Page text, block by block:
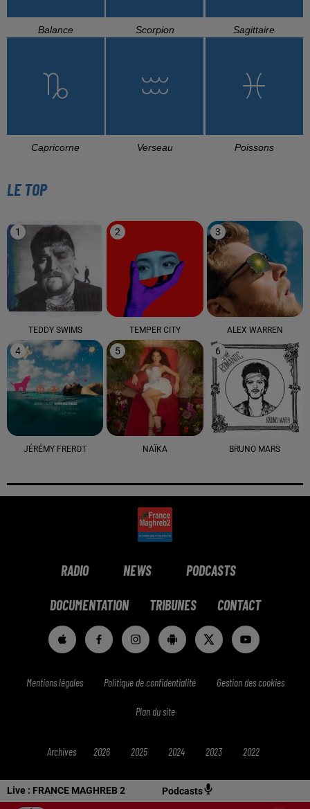
Live : FRANCE MAGHREB 2 Podcasts
Balance Scorpion Sagittaire
Capricorne Verseau Poissons
LE TOP
1
TEDDY SWIMS
2
TEMPER CITY
3
ALEX WARREN
4
JÉRÉMY FREROT
5
NAÏKA
6
BRUNO MARS
RADIO NEWS PODCASTS
DOCUMENTATION TRIBUNES CONTACT
Mentions légales Politique de confidentialité Gestion des cookies
Plan du site
Archives 2026 2025 2024 2023 2022